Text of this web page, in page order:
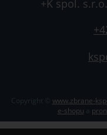
+K spol.
Copyright © www.zbrane-
e-shopu